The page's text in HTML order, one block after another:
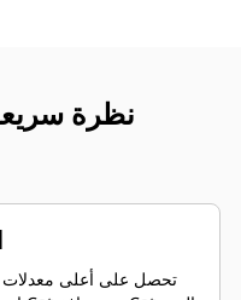
نظرة
تحصل على أعلى معدلات